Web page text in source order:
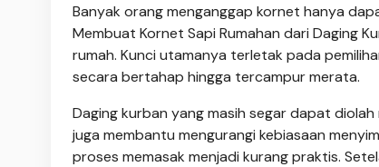
Banyak orang menganggap kornet hanya
Membuat Kornet Sapi Rumahan dari Daging
rumah. Kunci utamanya terletak pada
secara bertahap hingga tercampur merata.
Daging kurban yang masih segar dapat
juga membantu mengurangi kebiasaan
proses memasak menjadi kurang praktis.